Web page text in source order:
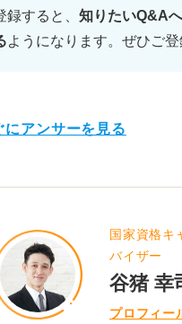
録すると、 知りたいQ&A
ようになります。ぜひご登
にアンサーを見る
国家資格キ
バイザー
谷猪 幸
プロフィー